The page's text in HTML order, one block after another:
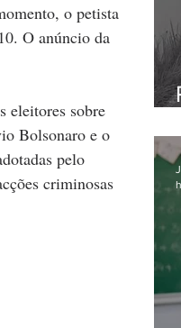
o petista
O anúncio da
eleitores sobre
Bolsonaro e o
pelo
criminosas